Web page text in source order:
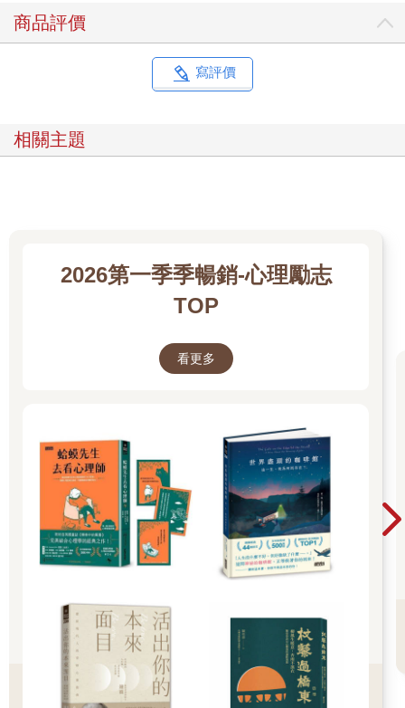
商品評價
寫評價
相關主題
2026第一季季暢銷-心理勵志
TOP
看更多